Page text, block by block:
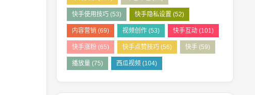
快手使用技巧 (53) 快手隐私设置 (52)
内容营销 (69) 视频创作 (53) 快手互动 (101)
快手涨粉 (65) 快手点赞技巧 (56) 快手 (59)
播放量 (75) 西瓜视频 (104)